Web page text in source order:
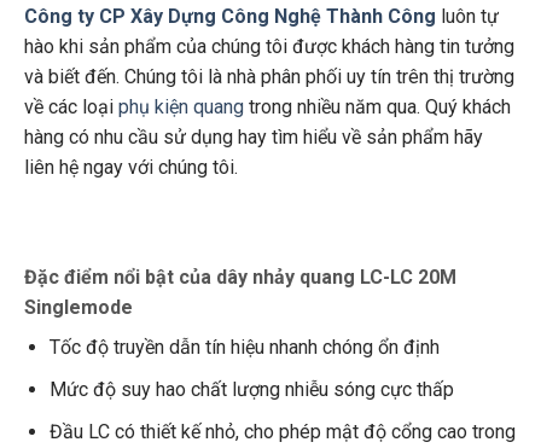
Công ty CP Xây Dựng Công Nghệ Thành Công luôn tự
hào khi sản phẩm của chúng tôi được khách hàng tin tưởng
và biết đến. Chúng tôi là nhà phân phối uy tín trên thị trường
về các loại phụ kiện quang trong nhiều năm qua. Quý khách
hàng có nhu cầu sử dụng hay tìm hiểu về sản phẩm hãy
liên hệ ngay với chúng tôi.
Đặc điểm nổi bật của dây nhảy quang LC-LC 20M
Singlemode
Tốc độ truyền dẫn tín hiệu nhanh chóng ổn định
Mức độ suy hao chất lượng nhiễu sóng cực thấp
Đầu LC có thiết kế nhỏ, cho phép mật độ cổng cao trong